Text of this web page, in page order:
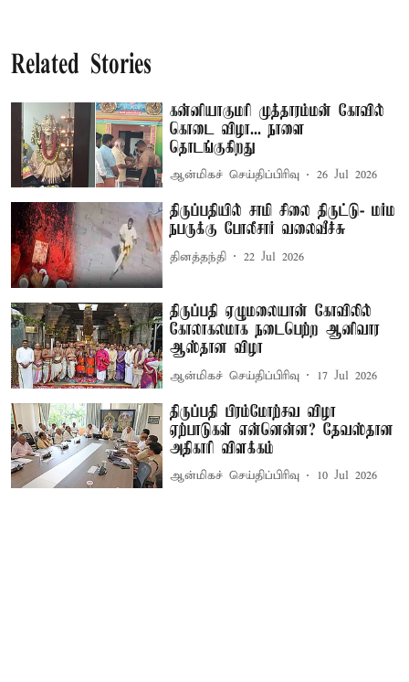
Related Stories
கன்னியாகுமரி முத்தாரம்மன் கோவில்
கொடை விழா... நாளை
தொடங்குகிறது
ஆன்மிகச் செய்திப்பிரிவு 26 Jul 2026
திருப்பதியில் சாமி சிலை திருட்டு- மர்ம
நபருக்கு போலீசார் வலைவீச்சு
தினத்தந்தி 22 Jul 2026
திருப்பதி ஏழுமலையான் கோவிலில்
கோலாகலமாக நடைபெற்ற ஆனிவார
ஆஸ்தான விழா
ஆன்மிகச் செய்திப்பிரிவு 17 Jul 2026
திருப்பதி பிரம்மோற்சவ விழா
ஏற்பாடுகள் என்னென்ன? தேவஸ்தான
அதிகாரி விளக்கம்
ஆன்மிகச் செய்திப்பிரிவு 10 Jul 2026